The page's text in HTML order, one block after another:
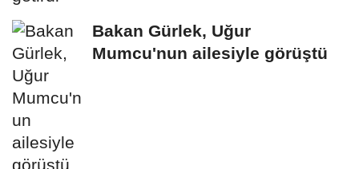
Bakan Gürlek, Uğur
Mumcu'nun ailesiyle görüştü